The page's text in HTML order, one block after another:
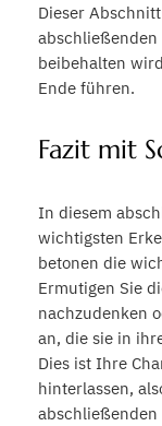
Dieser
abschließenden
beibehalten
Ende führen.
Fazit mit
In diesem
wichtigsten
betonen die
Ermutigen Sie
nachzudenken
an, die sie in
Dies ist Ihre
hinterlassen,
abschließenden